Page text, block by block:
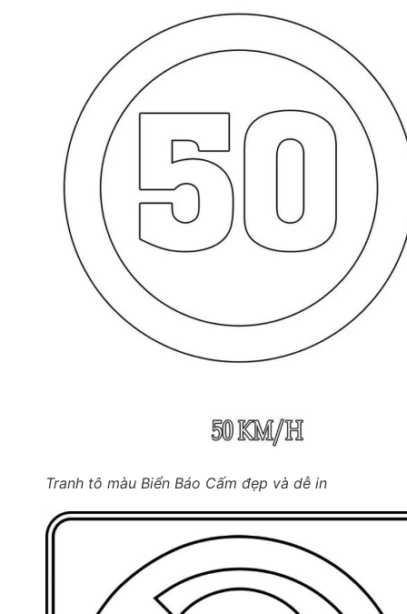
Tranh tô màu Biển Báo Cấm đẹp và dễ in